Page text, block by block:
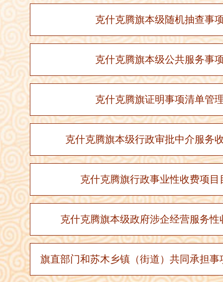
克什克腾旗本级随机抽查事
克什克腾旗本级公共服务事
克什克腾旗证明事项清单管
克什克腾旗本级行政审批中介服务
克什克腾旗行政事业性收费项目
克什克腾旗本级政府涉企经营服务性
旗直部门和苏木乡镇（街道）共同承担事